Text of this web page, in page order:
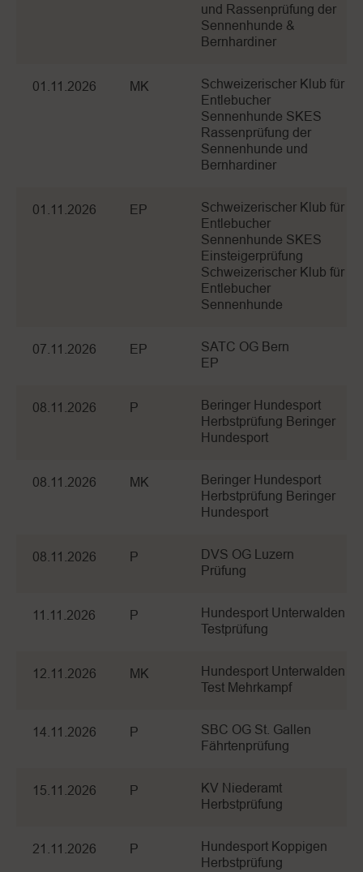
und Rassenprüfung der
Sennenhunde &
Bernhardiner
01.11.2026 MK
Schweizerischer Klub für
Entlebucher
Sennenhunde SKES
Rassenprüfung der
Sennenhunde und
Bernhardiner
01.11.2026 EP
Schweizerischer Klub für
Entlebucher
Sennenhunde SKES
Einsteigerprüfung
Schweizerischer Klub für
Entlebucher
Sennenhunde
07.11.2026 EP
SATC OG Bern
EP
08.11.2026 P
Beringer Hundesport
Herbstprüfung Beringer
Hundesport
08.11.2026 MK
Beringer Hundesport
Herbstprüfung Beringer
Hundesport
08.11.2026 P
DVS OG Luzern
Prüfung
11.11.2026 P
Hundesport Unterwalden
Testprüfung
12.11.2026 MK
Hundesport Unterwalden
Test Mehrkampf
14.11.2026 P
SBC OG St. Gallen
Fährtenprüfung
15.11.2026 P
KV Niederamt
Herbstprüfung
21.11.2026 P
Hundesport Koppigen
Herbstprüfung